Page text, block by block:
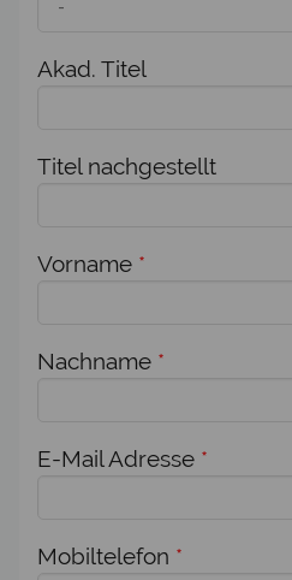
Akad. Titel
Titel nachgestellt
Vorname *
Nachname *
E-Mail Adresse *
Mobiltelefon *